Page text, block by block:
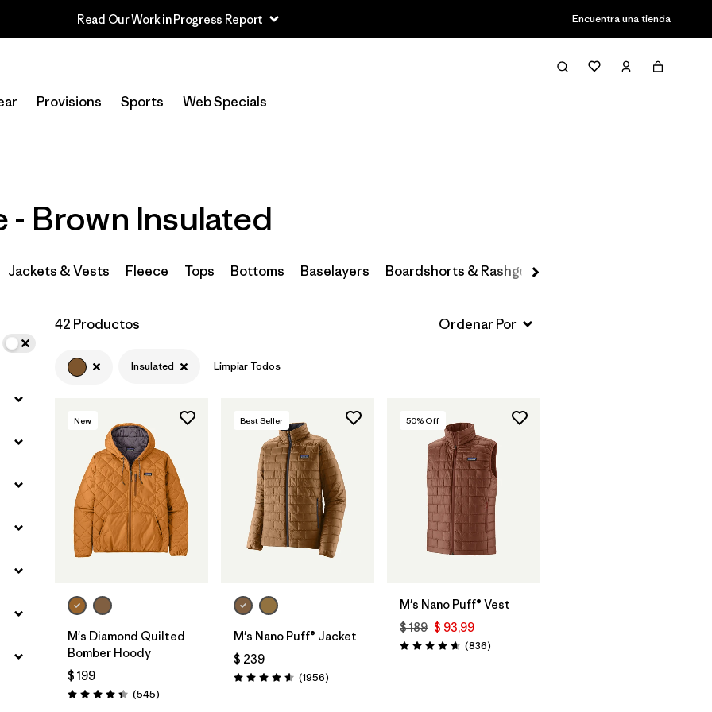
Read Our Work in Progress Report Encuentra una tienda
Provisions Sports Web Specials
Filter & Sort
Selecciona una tienda
Filtrar por
Size
Filtrar por
Fit
Filtrar por
Features
Filtrar por
Materials & Fabric
- Brown Insulated
Jackets & Vests Fleece Tops Bottoms Baselayers Boardshorts & Rashguards
42 Productos
Insulated Limpiar Todos
New
M's Diamond Quilted
Bomber Hoody
$ 199
Valoración: 4.4 / 5
(545Comentarios
)
Best Seller
M's Nano Puff® Jacket
$ 239
Valoración: 4.6 / 5
(1956Comentarios
)
50% Off
M's Nano Puff® Vest
$ 189 $ 93,99
Valoración: 4.7 / 5
(836Comentarios
)